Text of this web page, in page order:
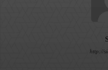
http://